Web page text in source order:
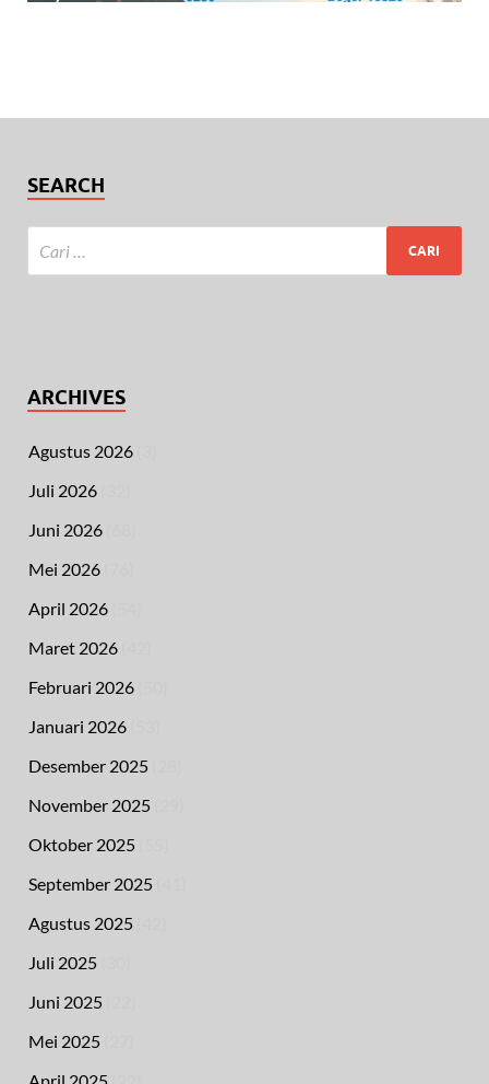
SEARCH
ARCHIVES
Agustus 2026
Juli 2026
Juni 2026
Mei 2026
April 2026
Maret 2026
Februari 2026
Januari 2026
Desember 2025
November 2025
Oktober 2025
September 2025
Agustus 2025
Juli 2025
Juni 2025
Mei 2025